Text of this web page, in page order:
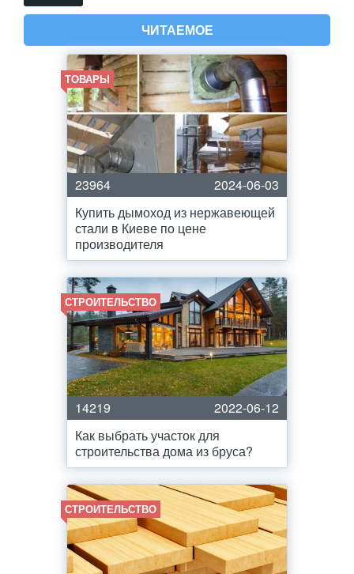
ЧИТАЕМОЕ
ТОВАРЫ
23964
2024-06-03
Купить дымоход из нержавеющей
стали в Киеве по цене
производителя
СТРОИТЕЛЬСТВО
14219
2022-06-12
Как выбрать участок для
строительства дома из бруса?
СТРОИТЕЛЬСТВО